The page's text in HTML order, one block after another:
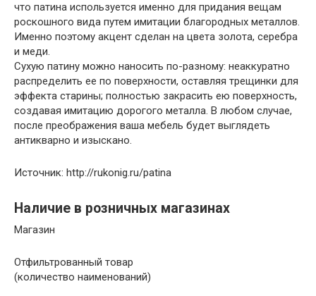
что патина используется именно для придания вещам
роскошного вида путем имитации благородных металлов.
Именно поэтому акцент сделан на цвета золота, серебра
и меди.
Сухую патину можно наносить по-разному: неаккуратно
распределить ее по поверхности, оставляя трещинки для
эффекта старины; полностью закрасить ею поверхность,
создавая имитацию дорогого металла. В любом случае,
после преображения ваша мебель будет выглядеть
антикварно и изыскано.
Источник: http://rukonig.ru/patina
Наличие в розничных магазинах
Магазин
Отфильтрованный товар
(количество наименований)